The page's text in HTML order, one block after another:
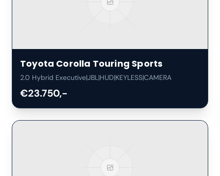
Toyota Corolla Touring Sports
2.0 Hybrid Executive|JBL|HUD|KEYLESS|CAMERA
€23.750,-